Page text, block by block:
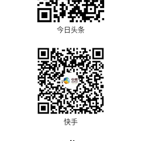
今日头条
快手